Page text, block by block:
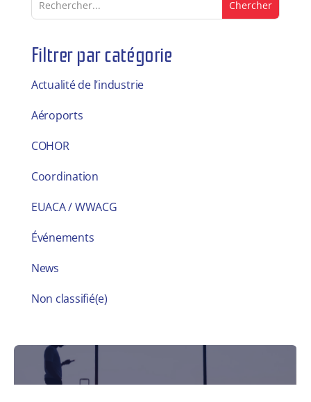
Filtrer par catégorie
Actualité de l’industrie
Aéroports
COHOR
Coordination
EUACA / WWACG
Événements
News
Non classifié(e)